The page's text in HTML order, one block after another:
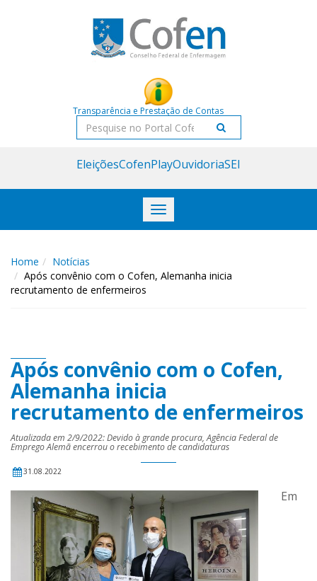
Transparência e Prestação de Contas
Pesquisar
EleiçõesCofenPlayOuvidoriaSEI
Toggle
navigation
Home
Notícias
Após convênio com o Cofen, Alemanha inicia
recrutamento de enfermeiros
Após convênio com o Cofen,
Alemanha inicia
recrutamento de enfermeiros
Atualizada em 2/9/2022: Devido à grande procura, Agência Federal de
Emprego Alemã encerrou o recebimento de candidaturas
31.08.2022
Em